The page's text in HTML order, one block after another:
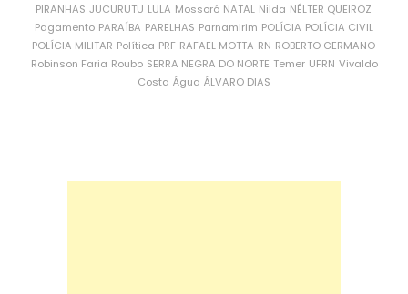
PIRANHAS JUCURUTU LULA Mossoró NATAL Nilda NÉLTER QUEIROZ
Pagamento PARAÍBA PARELHAS Parnamirim POLÍCIA POLÍCIA CIVIL
POLÍCIA MILITAR Política PRF RAFAEL MOTTA RN ROBERTO GERMANO
Robinson Faria Roubo SERRA NEGRA DO NORTE Temer UFRN Vivaldo
Costa Água ÁLVARO DIAS